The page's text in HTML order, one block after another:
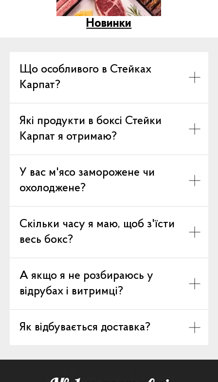
Що особливого в Стейках
Карпат?
Які продукти в боксі Стейки
Карпат я отримаю?
У вас м'ясо заморожене чи
охолоджене?
Скільки часу я маю, щоб з'їсти
весь бокс?
А якщо я не розбираюсь у
відрубах і витримці?
Як відбувається доставка?